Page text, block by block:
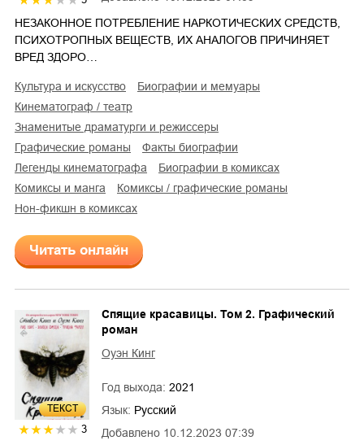
НЕЗАКОННОЕ ПОТРЕБЛЕНИЕ НАРКОТИЧЕСКИХ СРЕДСТВ,
ПСИХОТРОПНЫХ ВЕЩЕСТВ, ИХ АНАЛОГОВ ПРИЧИНЯЕТ
ВРЕД ЗДОРО…
культура и искусство
биографии и мемуары
кинематограф / театр
знаменитые драматурги и режиссеры
графические романы
факты биографии
легенды кинематографа
биографии в комиксах
комиксы и манга
комиксы / графические романы
нон-фикшн в комиксах
Читать онлайн
ТЕКСТ
3 Добавлено 10.12.2023 07:39
Спящие красавицы. Том 2. Графический
роман
Оуэн Кинг
Год выхода: 2021
Язык: Русский